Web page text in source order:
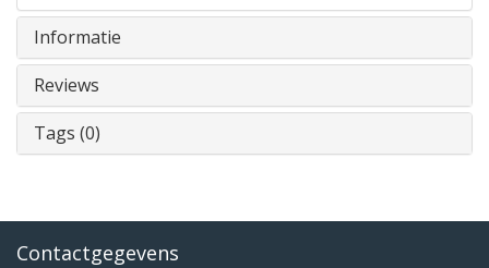
Informatie
Reviews
Tags (0)
Contactgegevens